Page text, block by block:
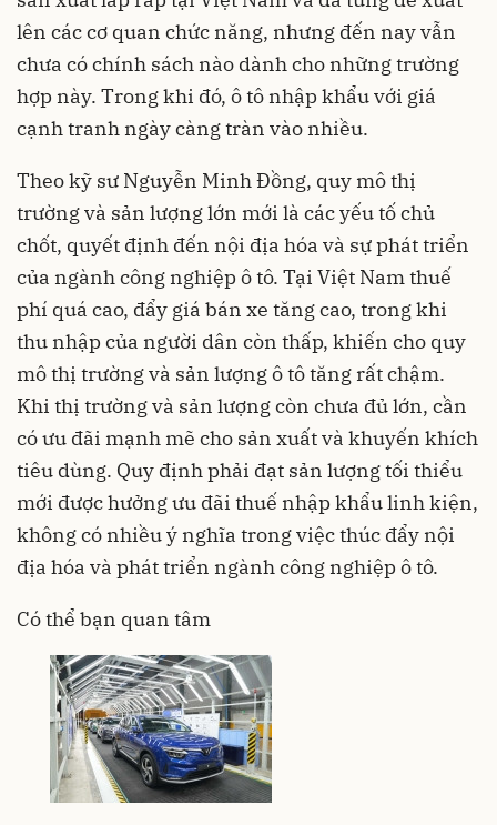
lên các cơ quan chức năng, nhưng đến nay vẫn
chưa có chính sách nào dành cho những trường
hợp này. Trong khi đó, ô tô nhập khẩu với giá
cạnh tranh ngày càng tràn vào nhiều.
Theo kỹ sư Nguyễn Minh Đồng, quy mô thị
trường và sản lượng lớn mới là các yếu tố chủ
chốt, quyết định đến nội địa hóa và sự phát triển
của ngành công nghiệp ô tô. Tại Việt Nam thuế
phí quá cao, đẩy giá bán xe tăng cao, trong khi
thu nhập của người dân còn thấp, khiến cho quy
mô thị trường và sản lượng ô tô tăng rất chậm.
Khi thị trường và sản lượng còn chưa đủ lớn, cần
có ưu đãi mạnh mẽ cho sản xuất và khuyến khích
tiêu dùng. Quy định phải đạt sản lượng tối thiểu
mới được hưởng ưu đãi thuế nhập khẩu linh kiện,
không có nhiều ý nghĩa trong việc thúc đẩy nội
địa hóa và phát triển ngành công nghiệp ô tô.
Có thể bạn quan tâm